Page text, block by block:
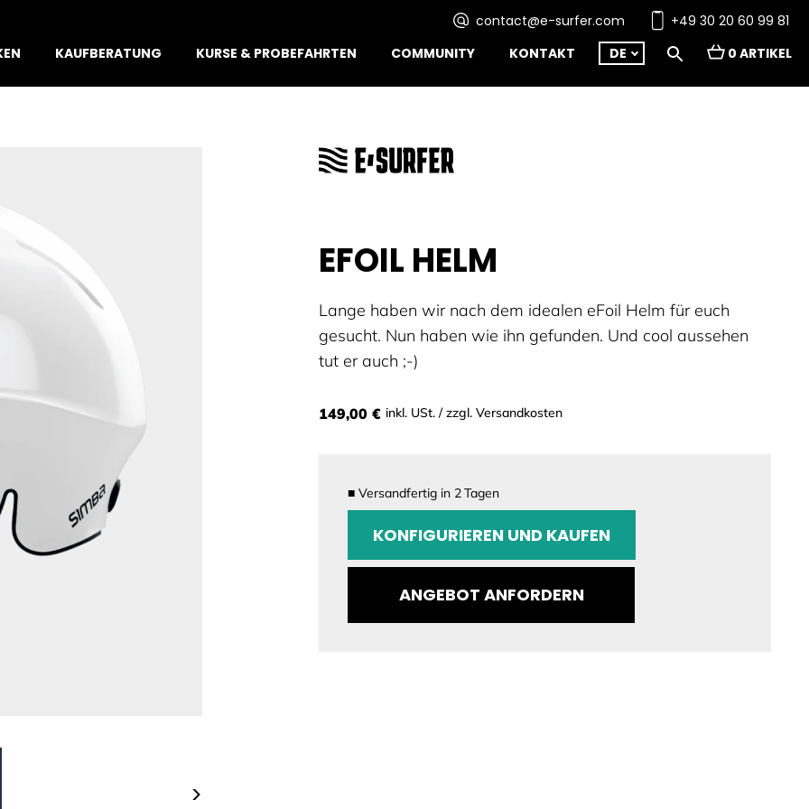
contact@e-surfer.com
+49 30 20 60 99 81
KAUFBERATUNG KURSE & PROBEFAHRTEN COMMUNITY KONTAKT DE 0 ARTIKEL
>
EFOIL HELM
Lange haben wir nach dem idealen eFoil Helm für euch
gesucht. Nun haben wie ihn gefunden. Und cool aussehen
tut er auch ;-)
149,00 € inkl. USt. / zzgl. Versandkosten
■ Versandfertig in 2Tagen
KONFIGURATION
GrößeKONFIGURIEREN UND KAUFEN
ANGEBOT ANFORDERN